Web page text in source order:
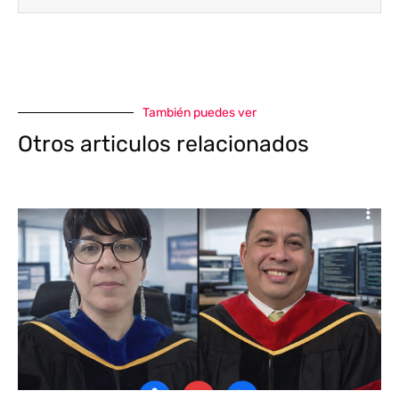
También puedes ver
Otros articulos relacionados